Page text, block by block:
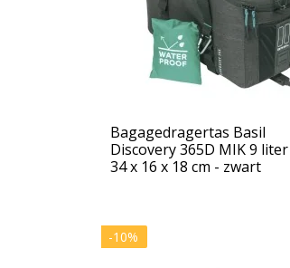
Bagagedragertas Basil
Discovery 365D MIK 9 liter
34 x 16 x 18 cm - zwart
-10%